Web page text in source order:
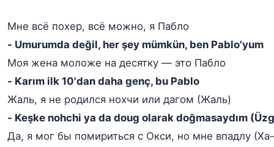
Мне всё похер, всё можно, я Пабло
- Umurumda değil, her şey mümkün, ben Pablo'yum
Моя жена моложе на десятку — это Пабло
- Karım ilk 10'dan daha genç, bu Pablo
Жаль, я не родился нохчи или дагом (Жаль)
- Keşke nohchi ya da doug olarak doğmasaydım
Да, я мог бы помириться с Окси, но мне впадлу